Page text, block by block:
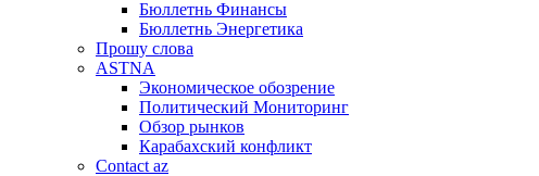
Бюллетнь Финансы
Бюллетнь Энергетика
Прошу слова
ASTNA
Экономическое обозрение
Политический Мониторинг
Обзор рынков
Карабахский конфликт
Contact az